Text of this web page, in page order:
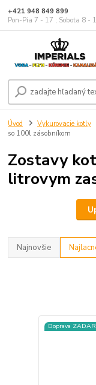
+421 948 849 899
Pon-Pia 7 - 17 ; Sobota 8 -
Úvod Vykurovacie kotly
so 100l zásobníkom
Zostavy
litrovym
Najnovšie
Doprava